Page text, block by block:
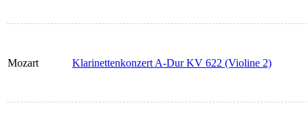
Mozart Klarinettenkonzert A-Dur KV 622 (Violine 2)